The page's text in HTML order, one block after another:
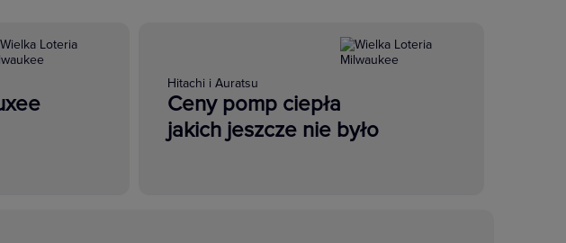
Hitachi i Auratsu
Ceny pomp ciepła
jakich jeszcze nie było